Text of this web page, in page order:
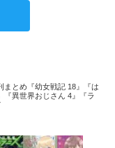
まとめ『幼女戦記 18』『は
『異世界おじさん 4』『ラ